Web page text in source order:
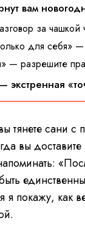
вам
за
для себя»
— разрешите
экстренная
тянете сани
вы
покажу, как